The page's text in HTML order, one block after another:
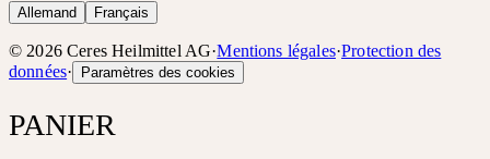
Allemand Français
© 2026 Ceres Heilmittel AG·Mentions légales·Protection des
données· Paramètres des cookies
PANIER